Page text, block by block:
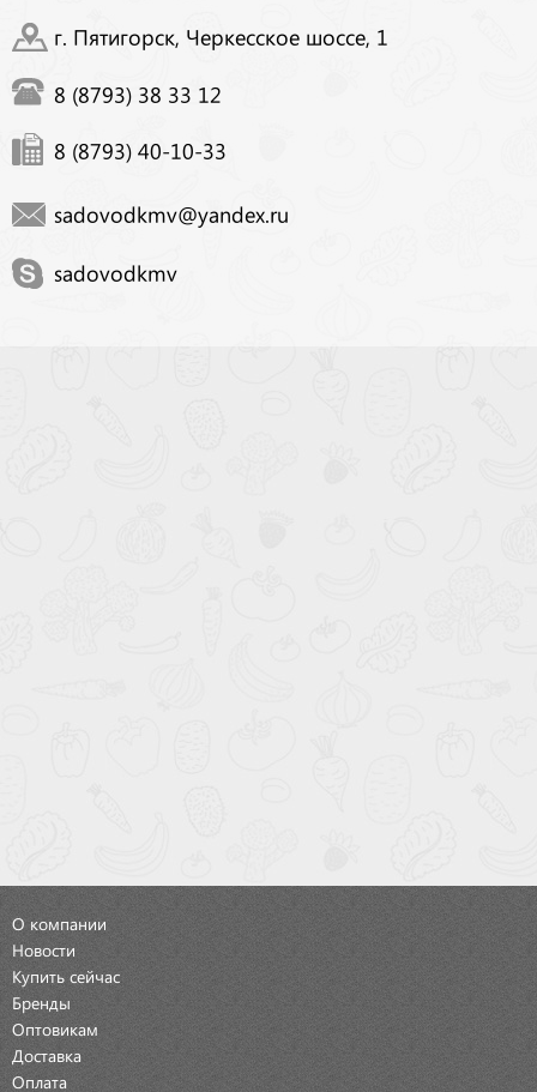
г. Пятигорск, Черкесское шоссе, 1
8 (8793) 38 33 12
8 (8793) 40-10-33
sadovodkmv@yandex.ru
sadovodkmv
О компании
Новости
Купить сейчас
Бренды
Оптовикам
Доставка
Оплата